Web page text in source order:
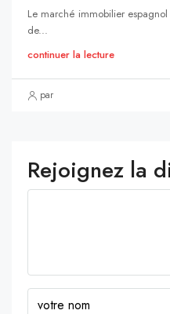
Le marché immobilier
de...
continuer la lecture
par
Rejoignez la